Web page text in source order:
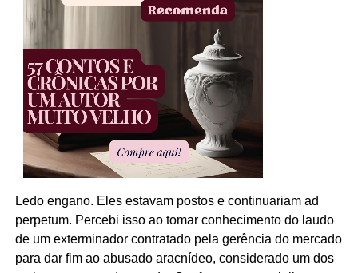
Ledo engano. Eles estavam postos e continuariam ad
perpetum. Percebi isso ao tomar conhecimento do laudo
de um exterminador contratado pela gerência do mercado
para dar fim ao abusado aracnídeo, considerado um dos